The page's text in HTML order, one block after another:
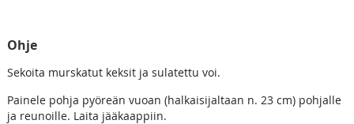
Ohje
Sekoita murskatut keksit ja sulatettu voi.
Painele pohja pyöreän vuoan (halkaisijaltaan n. 23 cm) pohjalle
ja reunoille. Laita jääkaappiin.